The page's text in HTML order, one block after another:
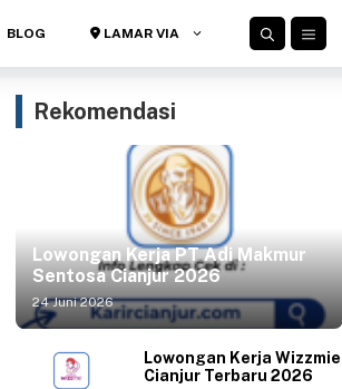
BLOG LAMAR VIA
Rekomendasi
Lowongan Kerja PT Adi Makmur
Sentosa Cianjur 2026
24 Juni 2026
Lowongan Kerja Wizzmie
Cianjur Terbaru 2026